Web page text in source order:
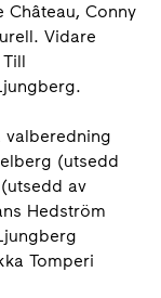
Château, Conny
Vidare
(utsedd
av
Hedström
Tomperi